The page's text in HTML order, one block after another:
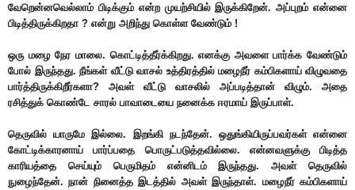
வேறென்னவெல்லாம் பிடிக்கும் என்ற முயற்சியில் இருக்கிறேன். அப்புறம் என்னை
பிடித்திருக்கிறதா ? என்று அறிந்து கொள்ள வேண்டும் !
ஒரு மழை நேர மாலை. கொட்டித்தீர்க்கிறது. எனக்கு அவளை பார்க்க வேண்டும்
போல் இருந்தது. நீங்கள் வீட்டு வாசல் உத்திரத்தில் மழைநீர் கம்பிகளாய் விழுவதை
பார்த்திருக்கிறீர்களா? அவள் வீட்டு வாசலில் அப்படித்தான் விழும். அதை
ரசித்துக் கொண்டே சாரல் பாவாடையை நனைக்க ஈரமாய் இருப்பாள்.
தெருவில் யாருமே இல்லை. இறங்கி நடந்தேன். ஒதுங்கியிருப்பவர்கள் என்னை
கோட்டிக்காரனாய் பார்ப்பதை பொருட்படுத்தவில்லை. என்னவளுக்கு பிடித்த
காரியத்தை செய்யும் பெருமிதம் என்னிடம் இருந்தது. அவள் தெருவில்
நுழைந்தேன். நான் நினைத்த இடத்தில் அவள் இருந்தாள். மழைநீர் கம்பிகளாய்